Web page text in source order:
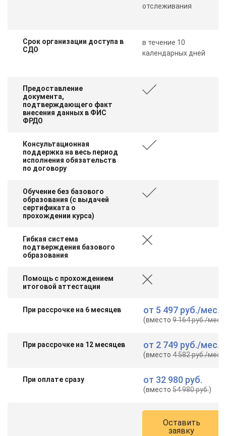
отслеживания
Срок организации доступа в
СДО
в течение 10
календарных дней
Предоставление
документа,
подтверждающего факт
внесения данных в ФИС
ФРДО
Консультационная
поддержка на весь период
исполнения обязательств
по договору
Обучение без базового
образования (с выдачей
сертификата о
прохождении курса)
Гибкая система
подтверждения базового
образования
Помощь с прохождением
итоговой аттестации
При рассрочке на 6 месяцев от 5 497 руб./мес.
(вместо9 164 руб./мес.
При рассрочке на 12 месяцев от 2 749 руб./мес.
(вместо4 582 руб./мес.
При оплате сразу от 32 980 руб.
(вместо54 980 руб.)
Оставить
заявку